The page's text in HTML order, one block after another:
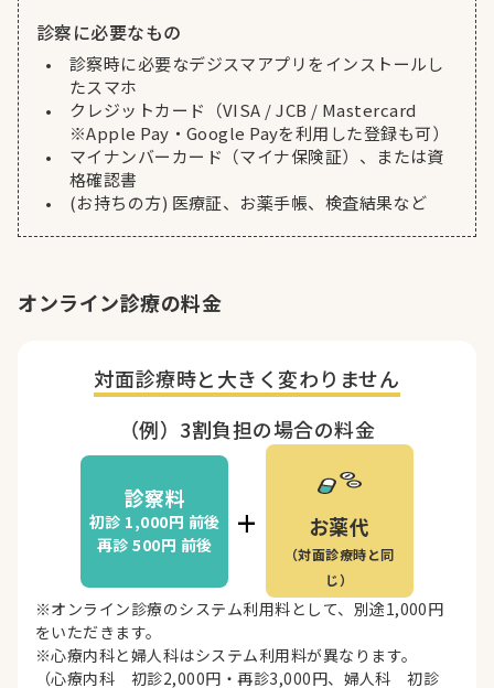
診察に必要なもの
診察時に必要なデジスマアプリをインストールし
たスマホ
クレジットカード（VISA / JCB / Mastercard
※Apple Pay・Google Payを利用した登録も可）
マイナンバーカード（マイナ保険証）、または資
格確認書
(お持ちの方) 医療証、お薬手帳、検査結果など
オンライン診療の料金
対面診療時と大きく変わりません
（例）3割負担の場合の料金
診察料
初診 1,000円 前後
再診 500円 前後 + お薬代
（対面診療時と同
じ）
※オンライン診療のシステム利用料として、別途1,000円
をいただきます。
※心療内科と婦人科はシステム利用料が異なります。
（心療内科 初診2,000円・再診3,000円、婦人科 初診